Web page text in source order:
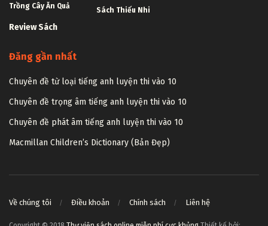
Trồng Cây Ăn Quả
Review Sách
Sách Thiếu Nhi
Đăng gần nhất
Chuyên đề từ loại tiếng anh luyện thi vào 10
Chuyên đề trọng âm tiếng anh luyện thi vào 10
Chuyên đề phát âm tiếng anh luyện thi vào 10
Macmillan Children’s Dictionary (Bản Đẹp)
Về chúng tôi Điều khoản Chính sách Liên hệ